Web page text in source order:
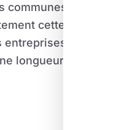
communes en
cette faible
qui le
longueur